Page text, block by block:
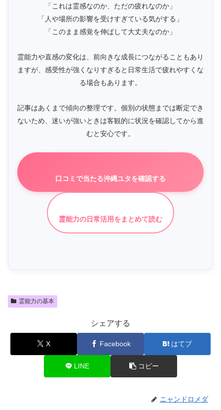
「これは霊感なのか、ただの疲れなのか」
「人や場所の影響を受けすぎている気がする」
「このまま感覚を伸ばして大丈夫なのか」
霊能力や直感の変化は、前向きな成長につながることもあり
ますが、感受性が強くなりすぎると日常生活で疲れやすくな
る場合もあります。
記事はあくまで傾向の整理です。個別の状態までは断定でき
ないため、迷いが強いときは客観的に状況を確認してから進
むと安心です。
口コミで当たる沖縄ユタを確認する
霊能力の日常活用をまとめて読む
霊能力の基本
シェアする
X Facebook はてブ
LINE コピー
ニャンドロメダ